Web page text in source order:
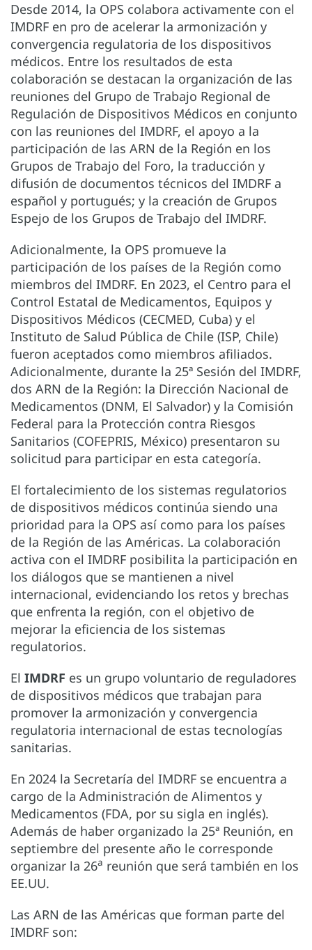
Desde 2014, la OPS colabora activamente con el
IMDRF en pro de acelerar la armonización y
convergencia regulatoria de los dispositivos
médicos. Entre los resultados de esta
colaboración se destacan la organización de las
reuniones del Grupo de Trabajo Regional de
Regulación de Dispositivos Médicos en conjunto
con las reuniones del IMDRF, el apoyo a la
participación de las ARN de la Región en los
Grupos de Trabajo del Foro, la traducción y
difusión de documentos técnicos del IMDRF a
español y portugués; y la creación de Grupos
Espejo de los Grupos de Trabajo del IMDRF.
Adicionalmente, la OPS promueve la
participación de los países de la Región como
miembros del IMDRF. En 2023, el Centro para el
Control Estatal de Medicamentos, Equipos y
Dispositivos Médicos (CECMED, Cuba) y el
Instituto de Salud Pública de Chile (ISP, Chile)
fueron aceptados como miembros afiliados.
Adicionalmente, durante la 25ª Sesión del IMDRF,
dos ARN de la Región: la Dirección Nacional de
Medicamentos (DNM, El Salvador) y la Comisión
Federal para la Protección contra Riesgos
Sanitarios (COFEPRIS, México) presentaron su
solicitud para participar en esta categoría.
El fortalecimiento de los sistemas regulatorios
de dispositivos médicos continúa siendo una
prioridad para la OPS así como para los países
de la Región de las Américas. La colaboración
activa con el IMDRF posibilita la participación en
los diálogos que se mantienen a nivel
internacional, evidenciando los retos y brechas
que enfrenta la región, con el objetivo de
mejorar la eficiencia de los sistemas
regulatorios.
El IMDRF es un grupo voluntario de reguladores
de dispositivos médicos que trabajan para
promover la armonización y convergencia
regulatoria internacional de estas tecnologías
sanitarias.
En 2024 la Secretaría del IMDRF se encuentra a
cargo de la Administración de Alimentos y
Medicamentos (FDA, por su sigla en inglés).
Además de haber organizado la 25ª Reunión, en
septiembre del presente año le corresponde
organizar la 26a reunión que será también en los
EE.UU.
Las ARN de las Américas que forman parte del
IMDRF son: